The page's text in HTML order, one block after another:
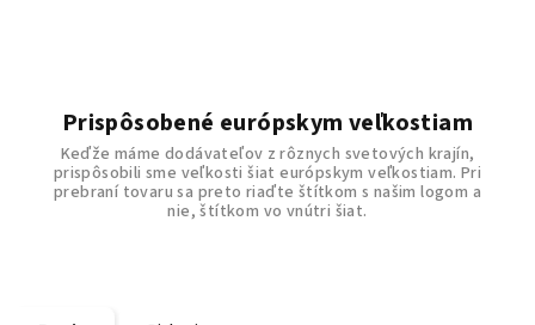
Prispôsobené európskym veľkostiam
Keďže máme dodávateľov z rôznych svetových krajín,
prispôsobili sme veľkosti šiat európskym veľkostiam. Pri
prebraní tovaru sa preto riaďte štítkom s našim logom a
nie, štítkom vo vnútri šiat.